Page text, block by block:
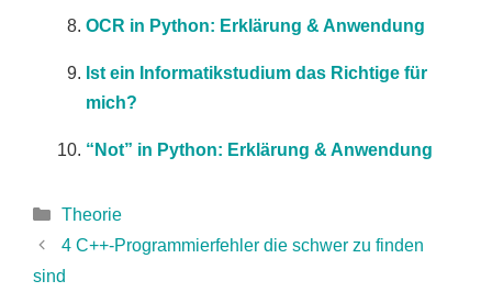
OCR in Python: Erklärung & Anwendung
Ist ein Informatikstudium das Richtige für
mich?
“Not” in Python: Erklärung & Anwendung
Kategorien
Theorie
4 C++-Programmierfehler die schwer zu finden
sind